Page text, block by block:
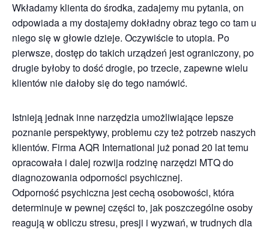
Wkładamy klienta do środka, zadajemy mu pytania, on
odpowiada a my dostajemy dokładny obraz tego co tam u
niego się w głowie dzieje. Oczywiście to utopia. Po
pierwsze, dostęp do takich urządzeń jest ograniczony, po
drugie byłoby to dość drogie, po trzecie, zapewne wielu
klientów nie dałoby się do tego namówić.
Istnieją jednak inne narzędzia umożliwiające lepsze
poznanie perspektywy, problemu czy też potrzeb naszych
klientów. Firma AQR International już ponad 20 lat temu
opracowała i dalej rozwija rodzinę narzędzi MTQ do
diagnozowania odporności psychicznej.
Odporność psychiczna jest cechą osobowości, która
determinuje w pewnej części to, jak poszczególne osoby
reagują w obliczu stresu, presji i wyzwań, w trudnych dla